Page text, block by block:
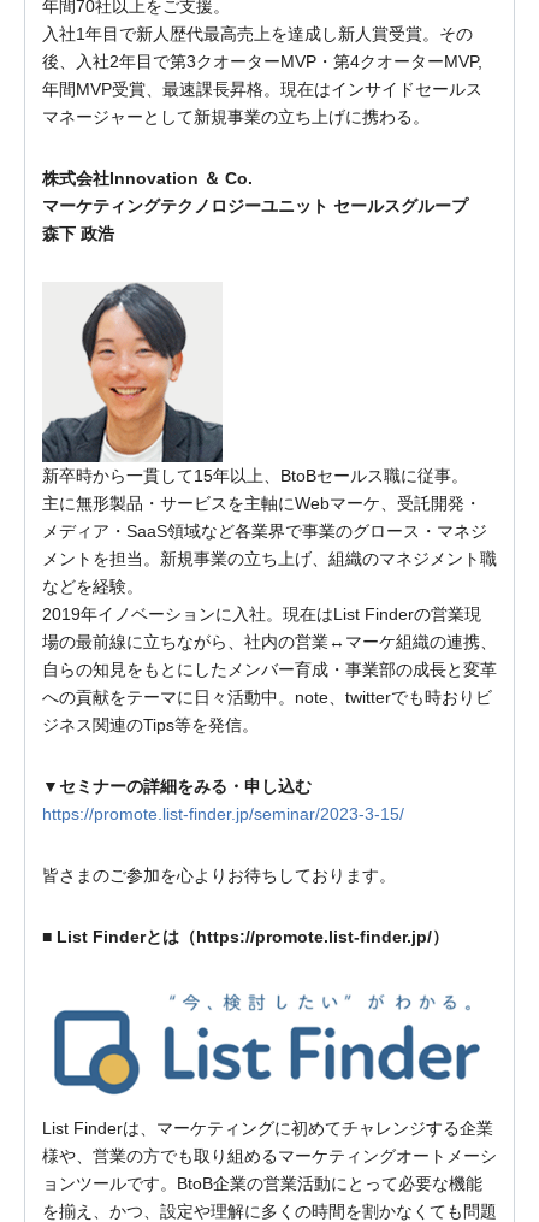
年間70社以上をご支援。
入社1年目で新人歴代最高売上を達成し新人賞受賞。その
後、入社2年目で第3クオーターMVP・第4クオーターMVP,
年間MVP受賞、最速課長昇格。現在はインサイドセールス
マネージャーとして新規事業の立ち上げに携わる。
株式会社Innovation ＆ Co.
マーケティングテクノロジーユニット セールスグループ
森下 政浩
新卒時から一貫して15年以上、BtoBセールス職に従事。
主に無形製品・サービスを主軸にWebマーケ、受託開発・
メディア・SaaS領域など各業界で事業のグロース・マネジ
メントを担当。新規事業の立ち上げ、組織のマネジメント職
などを経験。
2019年イノベーションに入社。現在はList Finderの営業現
場の最前線に立ちながら、社内の営業↔マーケ組織の連携、
自らの知見をもとにしたメンバー育成・事業部の成長と変革
への貢献をテーマに日々活動中。note、twitterでも時おりビ
ジネス関連のTips等を発信。
▼セミナーの詳細をみる・申し込む
https://promote.list-finder.jp/seminar/2023-3-15/
皆さまのご参加を心よりお待ちしております。
■ List Finderとは（https://promote.list-finder.jp/）
List Finderは、マーケティングに初めてチャレンジする企業
様や、営業の方でも取り組めるマーケティングオートメーシ
ョンツールです。BtoB企業の営業活動にとって必要な機能
を揃え、かつ、設定や理解に多くの時間を割かなくても問題